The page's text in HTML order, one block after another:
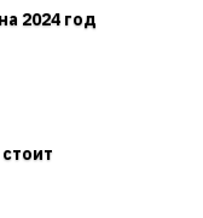
2024 год